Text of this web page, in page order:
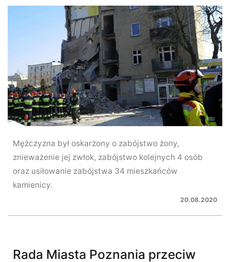
Mężczyzna był oskarżony o zabójstwo żony,
znieważenie jej zwłok, zabójstwo kolejnych 4 osób
oraz usiłowanie zabójstwa 34 mieszkańców
kamienicy.
20.08.2020
Rada Miasta Poznania przeciw